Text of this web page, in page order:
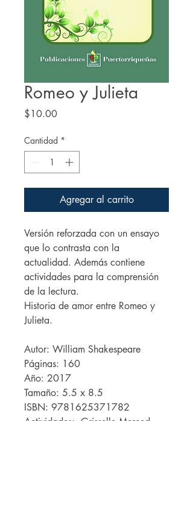
Romeo y Julieta
$10.00Precio
Cantidad *
Agregar al carrito
Versión reforzada con un ensayo
que lo contrasta con la
actualidad. Además contiene
actividades para la comprensión
de la lectura.
Historia de amor entre Romeo y
Julieta.
Autor: William Shakespeare
Páginas: 160
Año: 2017
Tamaño: 5.5 x 8.5
ISBN: 9781625371782
Actividades: Grisselle Merced